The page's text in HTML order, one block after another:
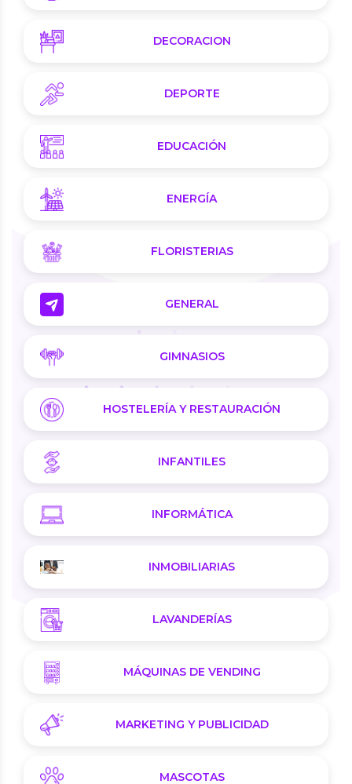
DECORACION
DEPORTE
EDUCACIÓN
ENERGÍA
FLORISTERIAS
GENERAL
GIMNASIOS
HOSTELERÍA Y RESTAURACIÓN
INFANTILES
INFORMÁTICA
INMOBILIARIAS
LAVANDERÍAS
MÁQUINAS DE VENDING
MARKETING Y PUBLICIDAD
MASCOTAS